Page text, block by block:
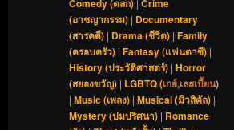
Comedy (ตลก) | Crime
(อาชญากรรม) | Documentary
(สารคดี) | Drama (ชีวิต) | Family
(ครอบครัว) | Fantasy (แฟนตาซี) |
History (ประวัติศาสตร์) | Horror
(สยองขวัญ) | LGBTQ (เกย์,เลสเบี้ยน)
| Music (เพลง) | Musical (มิวสิคัล) |
Mystery (ปมปริศนา) | Romance